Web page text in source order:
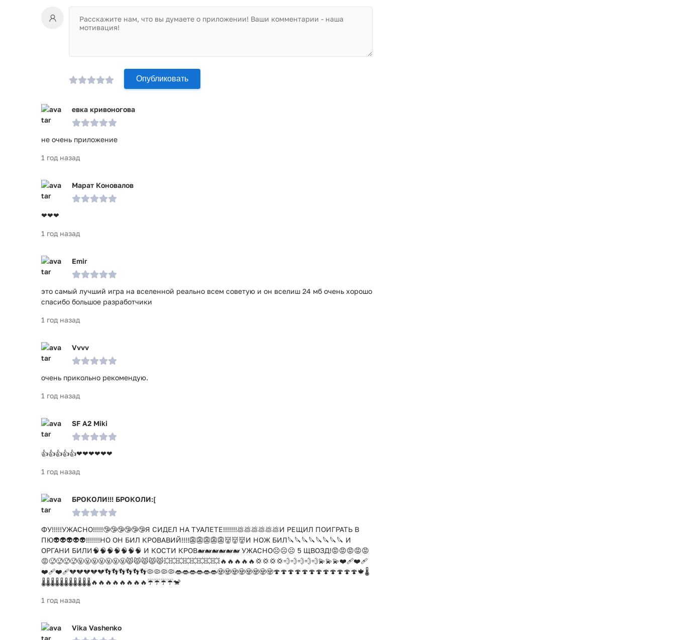
Опубликовать
евка кривоногова
не очень приложение
1 год назад
Марат Коновалов
❤❤❤
1 год назад
Emir
это самый лучший игра на вселенной реально всем советую и он вселиш 24 мб очень хорошо
спасибо большое разработчики
1 год назад
Vvvv
очень прикольно рекомендую.
1 год назад
SF A2 Miki
👍👍👍👍👍❤❤❤❤❤❤
1 год назад
БРОКОЛИ!!! БРОКОЛИ:[
ФУ!!!!!УЖАСНО!!!!!🤥🤥🤥🤥🤥🤥Я СИДЕЛ НА ТУАЛЕТЕ!!!!!!!💩💩💩💩💩💩И РЕЩИЛ ПОИГРАТЬ В
ПЮ👽👽👽👽👽!!!!!!!НО ОН БИЛ КРОВАВИЙ!!!!👺👺👺👺👺👹👹👹И НОЖ БИЛ🔪🔪🔪🔪🔪🔪🔪🔪 И
ОРГАНИ БИЛИ🧠🧠🧠🧠🧠🧠🧠 И КОСТИ КРОВ🐋🐋🐋🐋🐋🐋 УЖАСНО☹️☹️☹️ 5 ЩВОЗД!😡😡😡😡😡
😡🥵🥵🥵🥵🤬🤬🤬🤬🤬🤬🤬😾😾😾😾😾💥💥💥💥💥💥💥💥🔥🔥🔥🔥🔥💢💢💢💢💨💨💨💨💨💫💫💫❤️‍🩹❤️‍🩹
❤️‍🩹❤️‍🩹💔💔💔💔💔👣👣👣👣👣👣🦠🦠🦠🦠👄👄👄👄👄👄🧟🧟🧟🧟🧟🧟🧟🧟🍄🍄🍄🍄🍄🍄🍄🍄🍄🍄🍄🍄🍁🌡️
🌡️🌡️🌡️🌡️🌡️🌡️🌡️🌡️🌡️🌡️🌡️🔥🔥🔥🔥🔥🔥🔥🔥☔☔☔☔🐒
1 год назад
Vika Vashenko